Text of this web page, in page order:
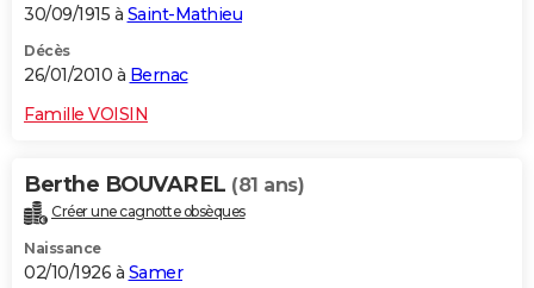
30/09/1915 à Saint-Mathieu
Décès
26/01/2010 à Bernac
Famille VOISIN
Berthe BOUVAREL (81 ans)
Créer une cagnotte obsèques
Naissance
02/10/1926 à Samer